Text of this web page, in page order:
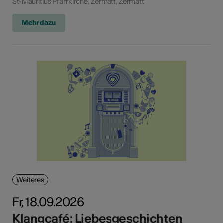
Mehr dazu
Weiteres
Fr, 18.09.2026
Klangcafé: Liebesgeschichten